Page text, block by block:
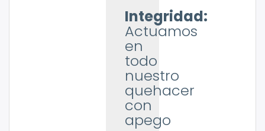
Integridad:
Actuamos
en
todo
nuestro
quehacer
con
apego